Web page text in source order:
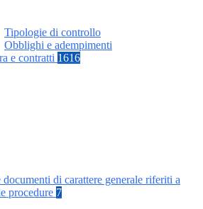
Tipologie di controllo
Obblighi e adempimenti
e contratti 1616
di carattere generale riferiti a
procedure 7